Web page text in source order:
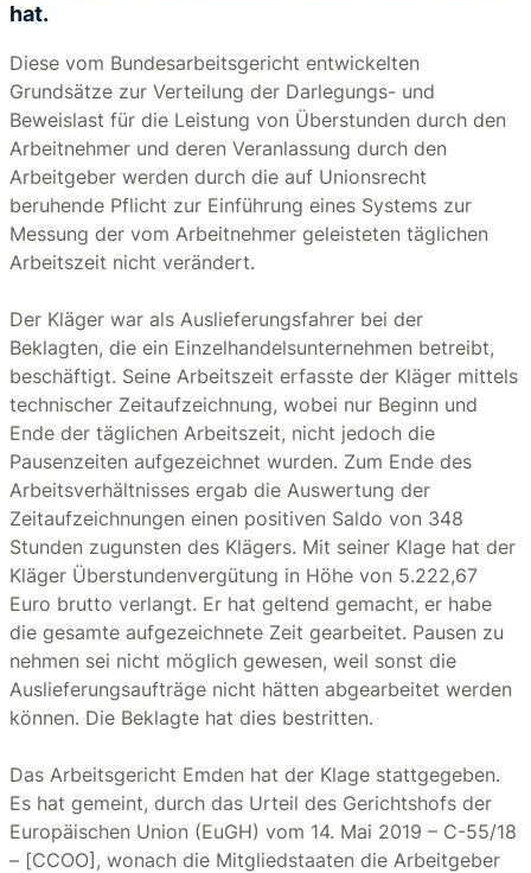
hat.
Diese vom Bundesarbeitsgericht entwickelten
Grundsätze zur Verteilung der Darlegungs- und
Beweislast für die Leistung von Überstunden durch den
Arbeitnehmer und deren Veranlassung durch den
Arbeitgeber werden durch die auf Unionsrecht
beruhende Pflicht zur Einführung eines Systems zur
Messung der vom Arbeitnehmer geleisteten täglichen
Arbeitszeit nicht verändert.
Der Kläger war als Auslieferungsfahrer bei der
Beklagten, die ein Einzelhandelsunternehmen betreibt,
beschäftigt. Seine Arbeitszeit erfasste der Kläger mittels
technischer Zeitaufzeichnung, wobei nur Beginn und
Ende der täglichen Arbeitszeit, nicht jedoch die
Pausenzeiten aufgezeichnet wurden. Zum Ende des
Arbeitsverhältnisses ergab die Auswertung der
Zeitaufzeichnungen einen positiven Saldo von 348
Stunden zugunsten des Klägers. Mit seiner Klage hat der
Kläger Überstundenvergütung in Höhe von 5.222,67
Euro brutto verlangt. Er hat geltend gemacht, er habe
die gesamte aufgezeichnete Zeit gearbeitet. Pausen zu
nehmen sei nicht möglich gewesen, weil sonst die
Auslieferungsaufträge nicht hätten abgearbeitet werden
können. Die Beklagte hat dies bestritten.
Das Arbeitsgericht Emden hat der Klage stattgegeben.
Es hat gemeint, durch das Urteil des Gerichtshofs der
Europäischen Union (EuGH) vom 14. Mai 2019 – C-55/18
– [CCOO], wonach die Mitgliedstaaten die Arbeitgeber